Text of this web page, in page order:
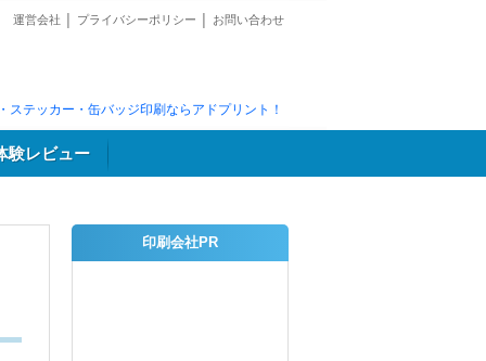
運営会社 プライバシーポリシー お問い合わせ
ステッカー・缶バッジ印刷ならアドプリント！
験レビュー
印刷会社PR